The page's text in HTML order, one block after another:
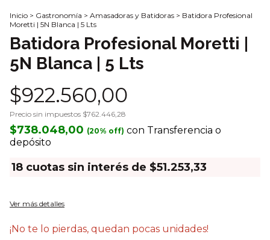
Inicio > Gastronomía > Amasadoras y Batidoras > Batidora Profesional
Moretti | 5N Blanca | 5 Lts
Batidora Profesional Moretti |
5N Blanca | 5 Lts
$922.560,00
Precio sin impuestos $762.446,28
$738.048,00 con Transferencia o
depósito
18 cuotas sin interés de $51.253,33
Ver más detalles
¡No te lo pierdas, quedan pocas unidades!